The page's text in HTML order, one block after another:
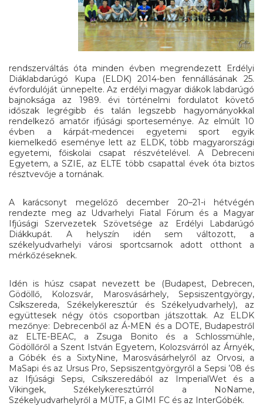
rendszerváltás óta minden évben megrendezett Erdélyi
Diáklabdarúgó Kupa (ELDK) 2014-ben fennállásának 25.
évfordulóját ünnepelte. Az erdélyi magyar diákok labdarúgó
bajnoksága az 1989. évi történelmi fordulatot követő
időszak legrégibb és talán legszebb hagyományokkal
rendelkező amatőr ifjúsági sporteseménye. Az elmúlt 10
évben a kárpát-medencei egyetemi sport egyik
kiemelkedő eseménye lett az ELDK, több magyarországi
egyetemi, főiskolai csapat részvételével. A Debreceni
Egyetem, a SZIE, az ELTE több csapattal évek óta biztos
résztvevője a tornának.
A karácsonyt megelőző december 20–21-i hétvégén
rendezte meg az Udvarhelyi Fiatal Fórum és a Magyar
Ifjúsági Szervezetek Szövetsége az Erdélyi Labdarúgó
Diákkupát. A helyszín idén sem változott, a
székelyudvarhelyi városi sportcsarnok adott otthont a
mérkőzéseknek.
Idén is húsz csapat nevezett be (Budapest, Debrecen,
Gödöllő, Kolozsvár, Marosvásárhely, Sepsiszentgyörgy,
Csíkszereda, Székelykeresztúr és Székelyudvarhely), az
együttesek négy ötös csoportban játszottak. Az ELDK
mezőnye: Debrecenből az Á-MEN és a DOTE, Budapestről
az ELTE-BEAC, a Zsuga Bonito és a Schlossmühle,
Gödöllőről a Szent István Egyetem, Kolozsvárról az Árnyék,
a Góbék és a SixtyNine, Marosvásárhelyről az Orvosi, a
MaSapi és az Ursus Pro, Sepsiszentgyörgyről a Sepsi ’08 és
az Ifjúsági Sepsi, Csíkszeredából az ImperialWet és a
Vikingek, Székelykeresztúrról a NoName,
Székelyudvarhelyről a MÜTF, a GIMI FC és az InterGóbék.